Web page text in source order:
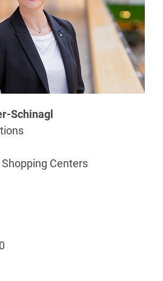
Schinagl
Centers